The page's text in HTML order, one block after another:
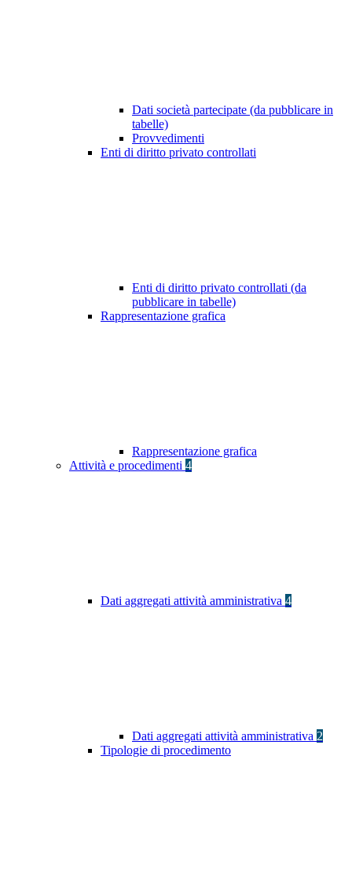
Dati società partecipate (da pubblicare in
tabelle)
Provvedimenti
Enti di diritto privato controllati
Enti di diritto privato controllati (da
pubblicare in tabelle)
Rappresentazione grafica
Rappresentazione grafica
Attività e procedimenti 4
Dati aggregati attività amministrativa 4
Dati aggregati attività amministrativa 2
Tipologie di procedimento